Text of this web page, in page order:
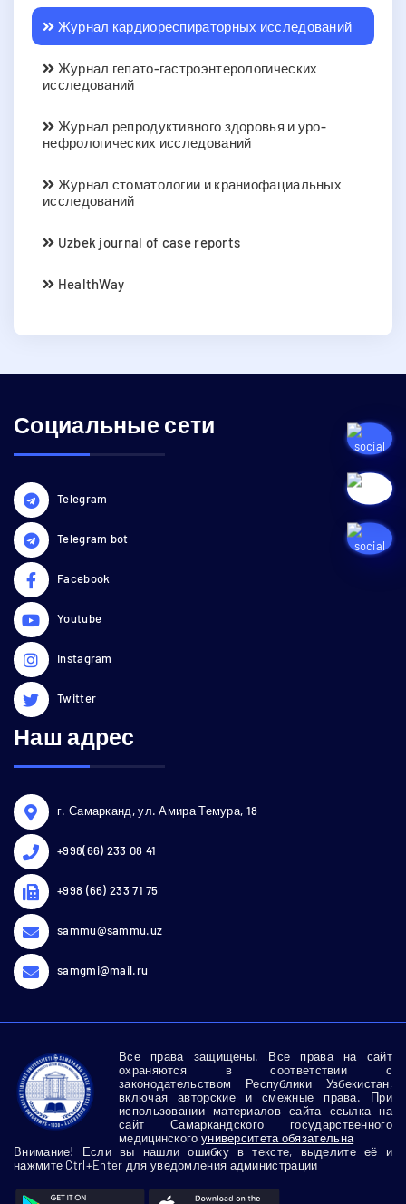
Журнал кардиореспираторных исследований
Журнал гепато-гастроэнтерологических
исследований
Журнал репродуктивного здоровья и уро-
нефрологических исследований
Журнал стоматологии и краниофациальных
исследований
Uzbek journal of case reports
HealthWay
Социальные сети
Telegram
Telegram bot
Facebook
Youtube
Instagram
Twitter
Наш адрес
г. Самарканд, ул. Амира Темура, 18
+998(66) 233 08 41
+998 (66) 233 71 75
sammu@sammu.uz
samgmi@mail.ru
Все права защищены. Все права на сайт
охраняются в соответствии с
законодательством Республики Узбекистан,
включая авторские и смежные права. При
использовании материалов сайта ссылка на
сайт Самаркандского государственного
медицинского университета обязательна
Внимание! Если вы нашли ошибку в тексте, выделите её и
нажмите Ctrl+Enter для уведомления администрации